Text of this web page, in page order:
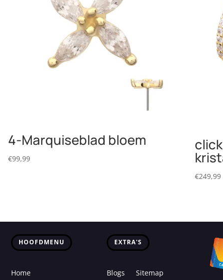
4-Marquiseblad bloem
€99,99
€249,99
HOOFDMENU
Home
EXTRA'S
Blogs Sitemap